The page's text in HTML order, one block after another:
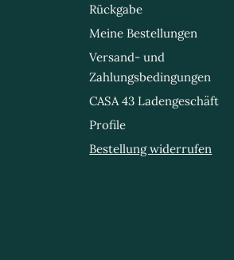
Rückgabe
Meine Bestellungen
Versand- und
Zahlungsbedingungen
CASA 43 Ladengeschäft
Profile
Bestellung widerrufen